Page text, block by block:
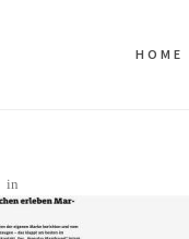
HOME
in